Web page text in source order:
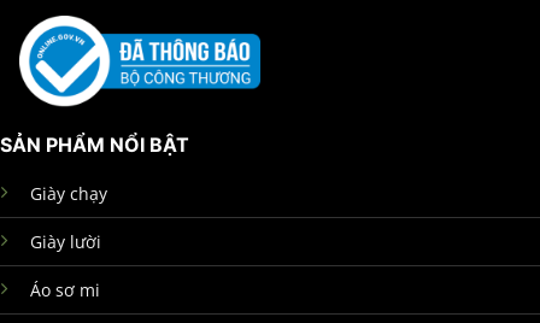
SẢN PHẨM NỔI BẬT
Giày chạy
Giày lười
Áo sơ mi